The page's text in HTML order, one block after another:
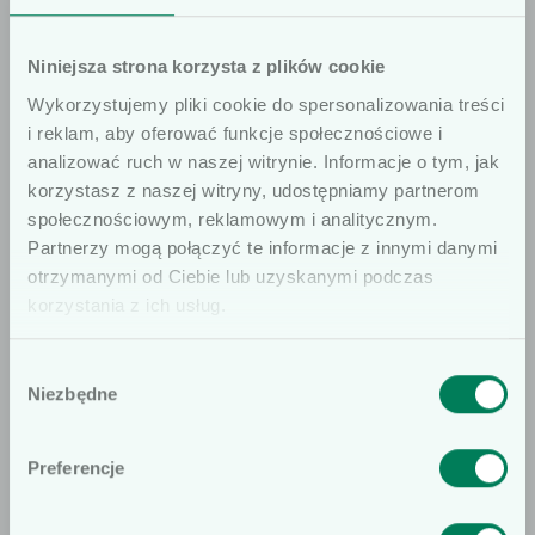
Niniejsza strona korzysta z plików cookie
Wykorzystujemy pliki cookie do spersonalizowania treści
i reklam, aby oferować funkcje społecznościowe i
analizować ruch w naszej witrynie. Informacje o tym, jak
korzystasz z naszej witryny, udostępniamy partnerom
społecznościowym, reklamowym i analitycznym.
Partnerzy mogą połączyć te informacje z innymi danymi
otrzymanymi od Ciebie lub uzyskanymi podczas
korzystania z ich usług.
zgody
Niezbędne
Preferencje
Jeśli masz jakiekolwiek pytania do
oferty, pamiętaj, że jesteśmy do
Twojej dyspozycji.
Znajdź doradcę
Sprawdź także
Szanowni użytkownicy
Informujemy, że prezentowane artykuły
profesjonalnie związanych z dziedziną
szczególności, kierujemy ofertę do
osób wykonujących zawód medyczny,